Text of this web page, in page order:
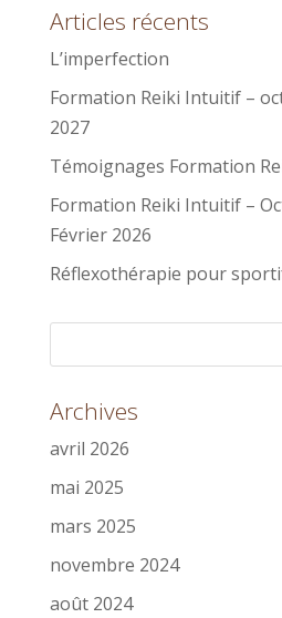
Articles récents
L’imperfection
Formation Reiki Intuitif –
2027
Témoignages Formation
Formation Reiki Intuitif –
Février 2026
Réflexothérapie pour
Archives
avril 2026
mai 2025
mars 2025
novembre 2024
août 2024